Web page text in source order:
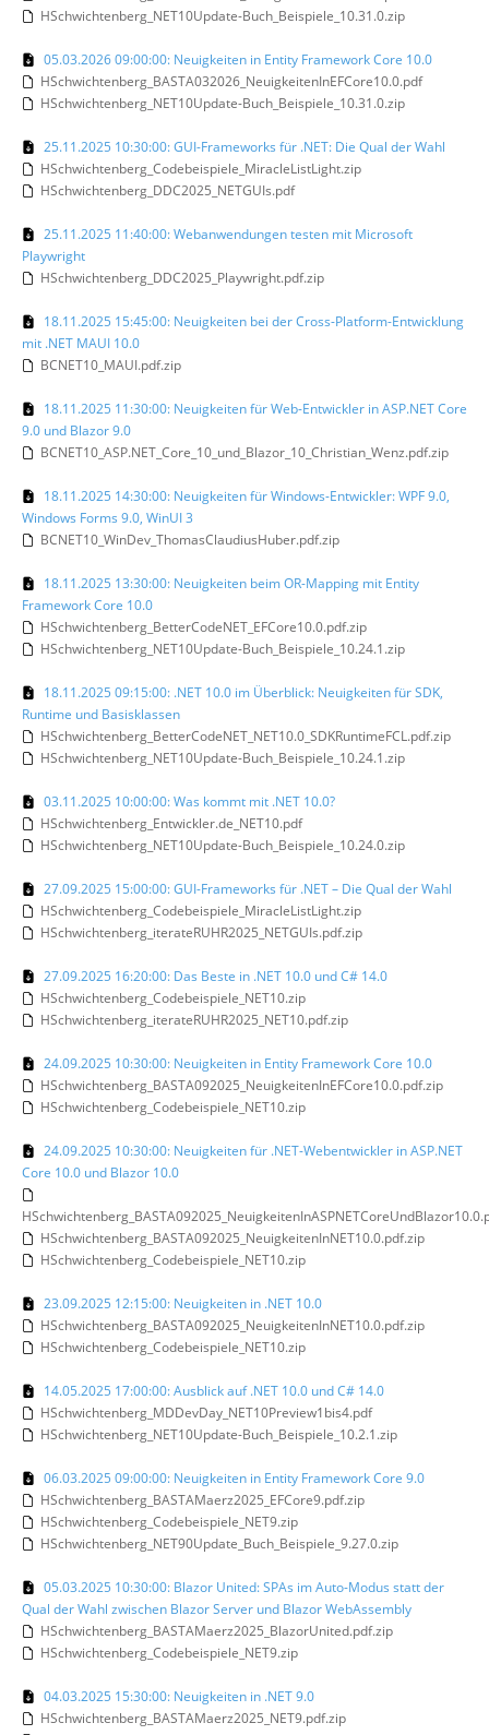
HSchwichtenberg_NET10Update-Buch_Beispiele_10.31.0.zip
05.03.2026 09:00:00: Neuigkeiten in Entity Framework Core 10.0
HSchwichtenberg_BASTA032026_NeuigkeitenInEFCore10.0.pdf
HSchwichtenberg_NET10Update-Buch_Beispiele_10.31.0.zip
25.11.2025 10:30:00: GUI-Frameworks für .NET: Die Qual der Wahl
HSchwichtenberg_Codebeispiele_MiracleListLight.zip
HSchwichtenberg_DDC2025_NETGUIs.pdf
25.11.2025 11:40:00: Webanwendungen testen mit Microsoft
Playwright
HSchwichtenberg_DDC2025_Playwright.pdf.zip
18.11.2025 15:45:00: Neuigkeiten bei der Cross-Platform-Entwicklung
mit .NET MAUI 10.0
BCNET10_MAUI.pdf.zip
18.11.2025 11:30:00: Neuigkeiten für Web-Entwickler in ASP.NET Core
9.0 und Blazor 9.0
BCNET10_ASP.NET_Core_10_und_Blazor_10_Christian_Wenz.pdf.zip
18.11.2025 14:30:00: Neuigkeiten für Windows-Entwickler: WPF 9.0,
Windows Forms 9.0, WinUI 3
BCNET10_WinDev_ThomasClaudiusHuber.pdf.zip
18.11.2025 13:30:00: Neuigkeiten beim OR-Mapping mit Entity
Framework Core 10.0
HSchwichtenberg_BetterCodeNET_EFCore10.0.pdf.zip
HSchwichtenberg_NET10Update-Buch_Beispiele_10.24.1.zip
18.11.2025 09:15:00: .NET 10.0 im Überblick: Neuigkeiten für SDK,
Runtime und Basisklassen
HSchwichtenberg_BetterCodeNET_NET10.0_SDKRuntimeFCL.pdf.zip
HSchwichtenberg_NET10Update-Buch_Beispiele_10.24.1.zip
03.11.2025 10:00:00: Was kommt mit .NET 10.0?
HSchwichtenberg_Entwickler.de_NET10.pdf
HSchwichtenberg_NET10Update-Buch_Beispiele_10.24.0.zip
27.09.2025 15:00:00: GUI-Frameworks für .NET – Die Qual der Wahl
HSchwichtenberg_Codebeispiele_MiracleListLight.zip
HSchwichtenberg_iterateRUHR2025_NETGUIs.pdf.zip
27.09.2025 16:20:00: Das Beste in .NET 10.0 und C# 14.0
HSchwichtenberg_Codebeispiele_NET10.zip
HSchwichtenberg_iterateRUHR2025_NET10.pdf.zip
24.09.2025 10:30:00: Neuigkeiten in Entity Framework Core 10.0
HSchwichtenberg_BASTA092025_NeuigkeitenInEFCore10.0.pdf.zip
HSchwichtenberg_Codebeispiele_NET10.zip
24.09.2025 10:30:00: Neuigkeiten für .NET-Webentwickler in ASP.NET
Core 10.0 und Blazor 10.0
HSchwichtenberg_BASTA092025_NeuigkeitenInNET10.0.pdf.zip
HSchwichtenberg_Codebeispiele_NET10.zip
23.09.2025 12:15:00: Neuigkeiten in .NET 10.0
HSchwichtenberg_BASTA092025_NeuigkeitenInNET10.0.pdf.zip
HSchwichtenberg_Codebeispiele_NET10.zip
14.05.2025 17:00:00: Ausblick auf .NET 10.0 und C# 14.0
HSchwichtenberg_MDDevDay_NET10Preview1bis4.pdf
HSchwichtenberg_NET10Update-Buch_Beispiele_10.2.1.zip
06.03.2025 09:00:00: Neuigkeiten in Entity Framework Core 9.0
HSchwichtenberg_BASTAMaerz2025_EFCore9.pdf.zip
HSchwichtenberg_Codebeispiele_NET9.zip
HSchwichtenberg_NET90Update_Buch_Beispiele_9.27.0.zip
05.03.2025 10:30:00: Blazor United: SPAs im Auto-Modus statt der
Qual der Wahl zwischen Blazor Server und Blazor WebAssembly
HSchwichtenberg_BASTAMaerz2025_BlazorUnited.pdf.zip
HSchwichtenberg_Codebeispiele_NET9.zip
04.03.2025 15:30:00: Neuigkeiten in .NET 9.0
HSchwichtenberg_BASTAMaerz2025_NET9.pdf.zip